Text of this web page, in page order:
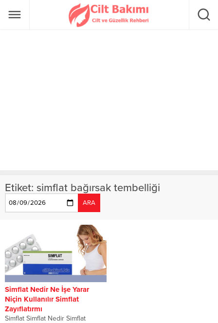
Etiket: simflat bağırsak tembelliği
ARA
Simflat Nedir Ne İşe Yarar
Niçin Kullanılır Simflat
Zayıflatırmı
Simflat Simflat Nedir Simflat